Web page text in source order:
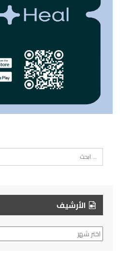
الأرشيف
الأرشيف